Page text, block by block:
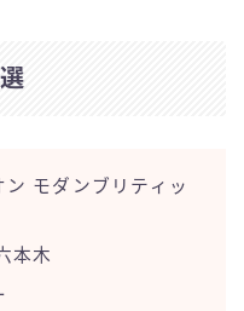
ン モダンブリティッ
本木